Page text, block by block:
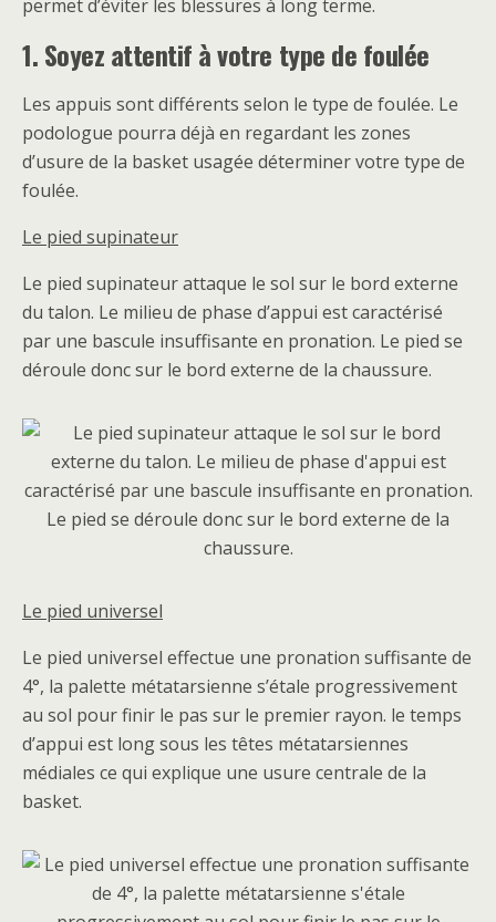
permet d’éviter les blessures à long terme.
1. Soyez attentif à votre type de foulée
Les appuis sont différents selon le type de foulée. Le
podologue pourra déjà en regardant les zones
d’usure de la basket usagée déterminer votre type de
foulée.
Le pied supinateur
Le pied supinateur attaque le sol sur le bord externe
du talon. Le milieu de phase d’appui est caractérisé
par une bascule insuffisante en pronation. Le pied se
déroule donc sur le bord externe de la chaussure.
Le pied universel
Le pied universel effectue une pronation suffisante de
4°, la palette métatarsienne s’étale progressivement
au sol pour finir le pas sur le premier rayon. le temps
d’appui est long sous les têtes métatarsiennes
médiales ce qui explique une usure centrale de la
basket.